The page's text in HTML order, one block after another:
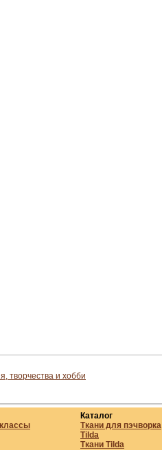
творчества и хобби
Каталог
Ткани для пэчворка
Tilda
Ткани Tilda